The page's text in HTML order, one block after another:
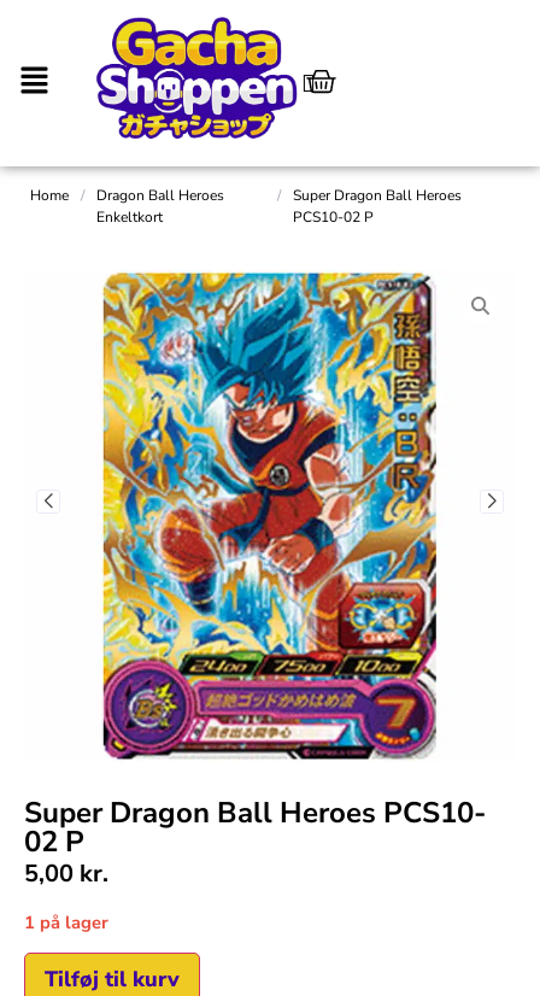
Home /
Dragon Ball Heroes
Enkeltkort
/
Super Dragon Ball Heroes
PCS10-02 P
Super Dragon Ball Heroes PCS10-
02 P
5,00 kr.
1 på lager
Tilføj til kurv